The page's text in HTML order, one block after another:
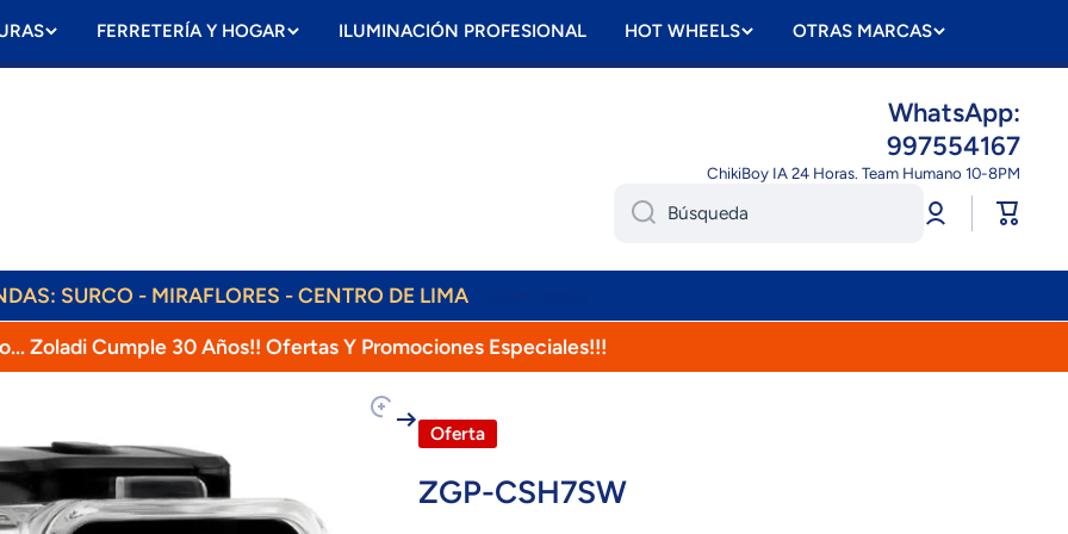
FERRETERÍA Y HOGAR ILUMINACIÓN PROFESIONAL HOT WHEELS OTRAS MARCAS
WhatsApp:
997554167
ChikiBoy IA 24 Horas. Team Humano 10-8PM
Búsqueda
Iniciar
sesión
Carrito
SURCO - MIRAFLORES - CENTRO DE LIMA
Zoladi Cumple 30 Años!! Ofertas Y Promociones Especiales!!!
Oferta
ZGP-CSH7SW